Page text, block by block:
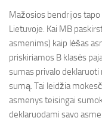
Mažosios bendrijos
Lietuvoje. Kai MB
asmenims) kaip lėšas
priskiriamos B klasės
sumas privalo
sumą. Tai leidžia
asmenys teisingai
deklaruodami savo